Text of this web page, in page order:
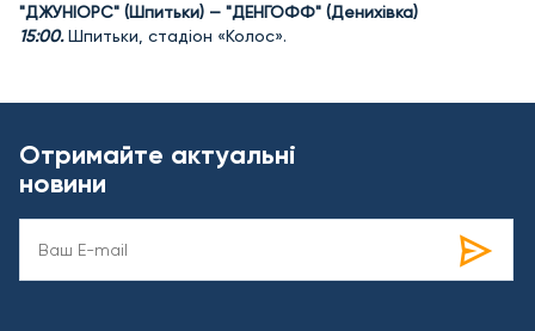
"ДЖУНІОРС" (Шпитьки) — "ДЕНГОФФ" (Денихівка)
15:00.Шпитьки, стадіон «Колос».
Отримайте актуальні
новини